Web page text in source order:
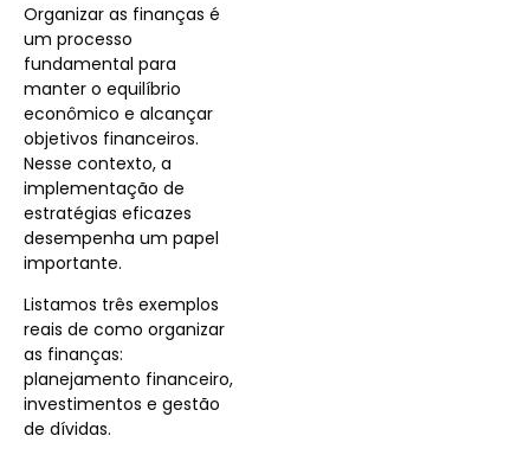
Organizar as finanças é
um processo
fundamental para
manter o equilíbrio
econômico e alcançar
objetivos financeiros.
Nesse contexto, a
implementação de
estratégias eficazes
desempenha um papel
importante.
Listamos três exemplos
reais de como organizar
as finanças:
planejamento financeiro,
investimentos e gestão
de dívidas.